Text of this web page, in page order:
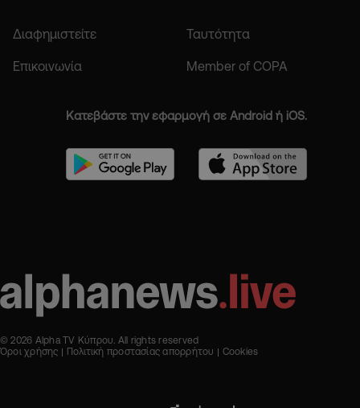
Διαφημιστείτε Ταυτότητα
Επικοινωνία Member of COPA
Κατεβάστε την εφαρμογή σε Android ή iOS.
© 2026 Alpha TV Κύπρου. All rights reserved
Όροι χρήσης
Πολιτική προστασίας απορρήτου Cookies